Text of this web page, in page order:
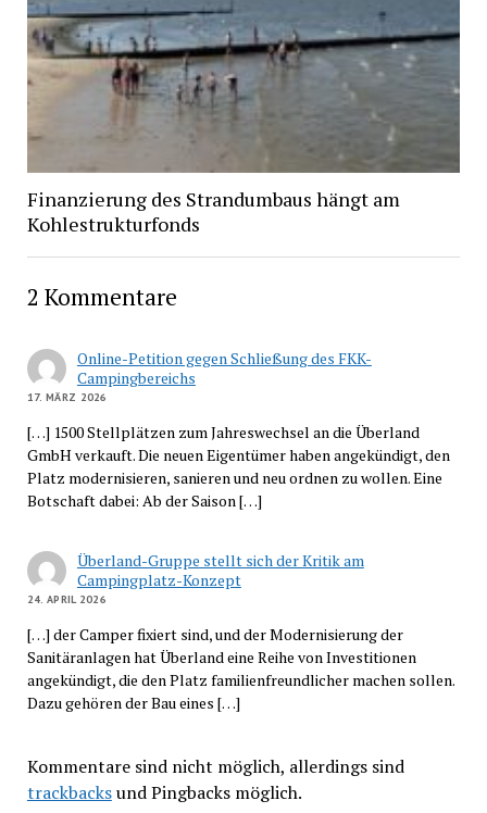
Finanzierung des Strandumbaus hängt am
Kohlestrukturfonds
2 Kommentare
Online-Petition gegen Schließung des FKK-
Campingbereichs
17. MÄRZ 2026
[…] 1500 Stellplätzen zum Jahreswechsel an die Überland
GmbH verkauft. Die neuen Eigentümer haben angekündigt, den
Platz modernisieren, sanieren und neu ordnen zu wollen. Eine
Botschaft dabei: Ab der Saison […]
Überland-Gruppe stellt sich der Kritik am
Campingplatz-Konzept
24. APRIL 2026
[…] der Camper fixiert sind, und der Modernisierung der
Sanitäranlagen hat Überland eine Reihe von Investitionen
angekündigt, die den Platz familienfreundlicher machen sollen.
Dazu gehören der Bau eines […]
Kommentare sind nicht möglich, allerdings sind
trackbacksund Pingbacks möglich.